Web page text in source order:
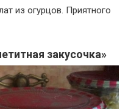
из огурцов. Приятного
закусочка»